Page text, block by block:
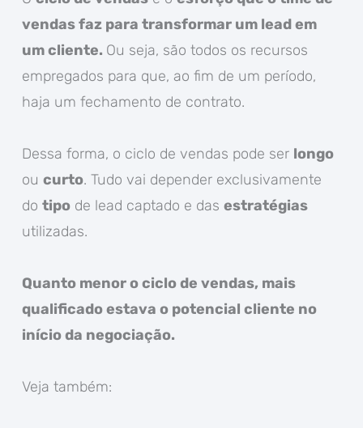
vendas faz para transformar um lead em
um cliente. Ou seja, são todos os recursos
empregados para que, ao fim de um período,
haja um fechamento de contrato.
Dessa forma, o ciclo de vendas pode ser longo
ou curto. Tudo vai depender exclusivamente
do tipode lead captado e das estratégias
utilizadas.
Quanto menor o ciclo de vendas, mais
qualificado estava o potencial cliente no
início da negociação.
Veja também: